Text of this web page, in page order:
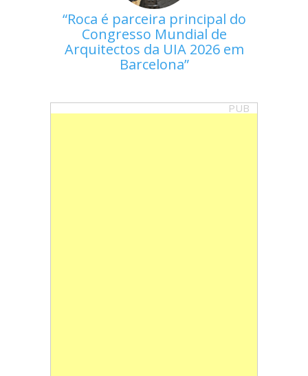
Roca é parceira principal do
Congresso Mundial de
Arquitectos da UIA 2026 em
Barcelona
PUB